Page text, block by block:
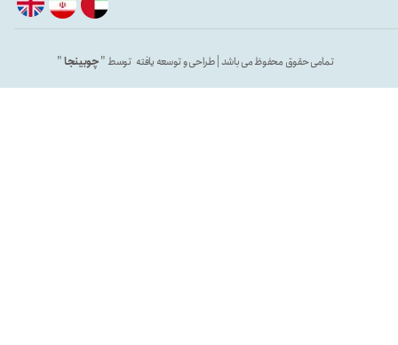
تمامی حقوق محفوظ می باشد | طراحی و توسعه یافته توسط "چوبینجا"